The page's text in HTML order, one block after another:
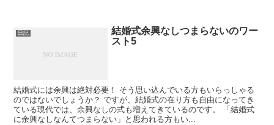
日記
結婚式余興なしつまらないのワー
スト5
結婚式には余興は絶対必要！ そう思い込んでいる方もいらっしゃる
のではないでしょうか？ ですが、結婚式の在り方も自由になってき
ている現代では、余興なしの式も増えてきているのです。 「結婚式
に余興なしなんてつまらない」と思われる方もい...